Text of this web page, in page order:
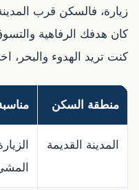
زيارة، فالسكن قرب
كان هدفك الرفاهية
كنت تريد الهدوء والبحر،
منطقة السكن
المدينة القديمة